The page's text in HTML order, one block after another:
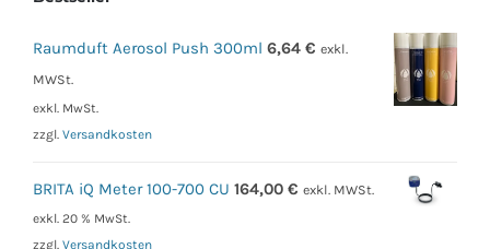
Raumduft Aerosol Push 300ml 6,64 € exkl.
MWSt.
exkl. MwSt.
zzgl. Versandkosten
BRITA iQ Meter 100-700 CU 164,00 € exkl. MWSt.
exkl. 20 % MwSt.
zzgl. Versandkosten